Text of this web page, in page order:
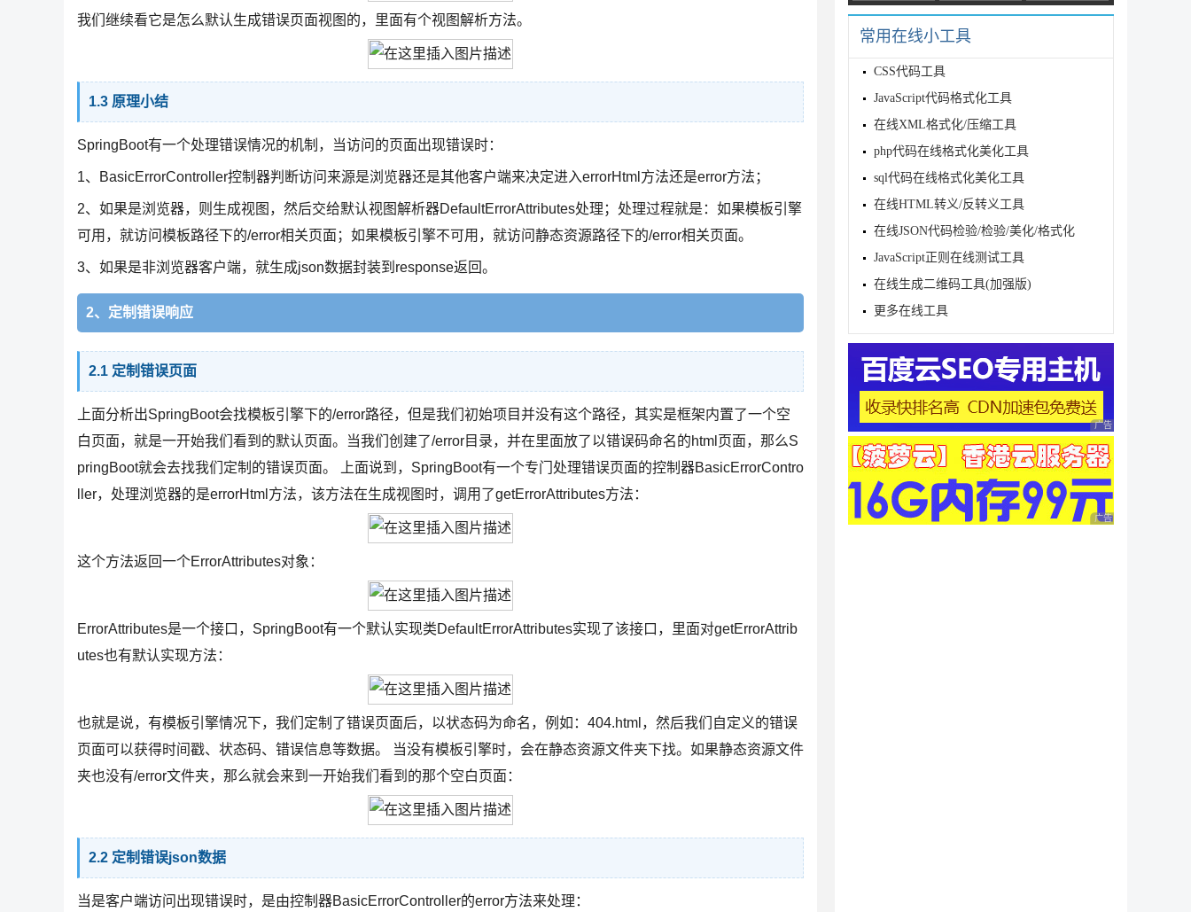
我们继续看它是怎么默认生成错误页面视图的，里面有个视图解析方法。
1.3 原理小结
SpringBoot有一个处理错误情况的机制，当访问的页面出现错误时：
1、BasicErrorController控制器判断访问来源是浏览器还是其他客户端来决定进入errorHtml方法还是error方法；
2、如果是浏览器，则生成视图，然后交给默认视图解析器DefaultErrorAttributes处理；处理过程就是：如果模板引擎
可用，就访问模板路径下的/error相关页面；如果模板引擎不可用，就访问静态资源路径下的/error相关页面。
3、如果是非浏览器客户端，就生成json数据封装到response返回。
2、定制错误响应
2.1 定制错误页面
上面分析出SpringBoot会找模板引擎下的/error路径，但是我们初始项目并没有这个路径，其实是框架内置了一个空
白页面，就是一开始我们看到的默认页面。当我们创建了/error目录，并在里面放了以错误码命名的html页面，那么S
pringBoot就会去找我们定制的错误页面。 上面说到，SpringBoot有一个专门处理错误页面的控制器BasicErrorContro
ller，处理浏览器的是errorHtml方法，该方法在生成视图时，调用了getErrorAttributes方法：
这个方法返回一个ErrorAttributes对象：
ErrorAttributes是一个接口，SpringBoot有一个默认实现类DefaultErrorAttributes实现了该接口，里面对getErrorAttrib
utes也有默认实现方法：
也就是说，有模板引擎情况下，我们定制了错误页面后，以状态码为命名，例如：404.html，然后我们自定义的错误
页面可以获得时间戳、状态码、错误信息等数据。 当没有模板引擎时，会在静态资源文件夹下找。如果静态资源文件
夹也没有/error文件夹，那么就会来到一开始我们看到的那个空白页面：
2.2 定制错误json数据
当是客户端访问出现错误时，是由控制器BasicErrorController的error方法来处理：
常用在线小工具
CSS代码工具
JavaScript代码格式化工具
在线XML格式化/压缩工具
php代码在线格式化美化工具
sql代码在线格式化美化工具
在线HTML转义/反转义工具
在线JSON代码检验/检验/美化/格式化
JavaScript正则在线测试工具
在线生成二维码工具(加强版)
更多在线工具
广告 商业广告，理性
广告 商业广告，理性